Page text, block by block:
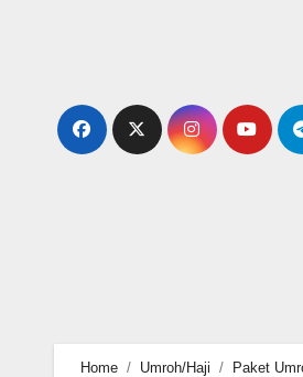
Home Umroh/Haji Paket